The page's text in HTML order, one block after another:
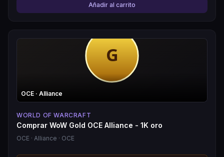
Añadir al carrito
OCE · Alliance
WORLD OF WARCRAFT
Comprar WoW Gold OCE Alliance - 1K oro
OCE · Alliance · OCE